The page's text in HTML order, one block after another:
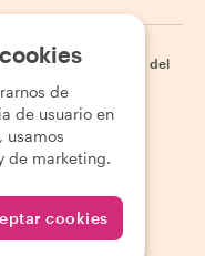
| Cookies
Mapa del
de
de usuario en
usamos
de marketing.
cookies